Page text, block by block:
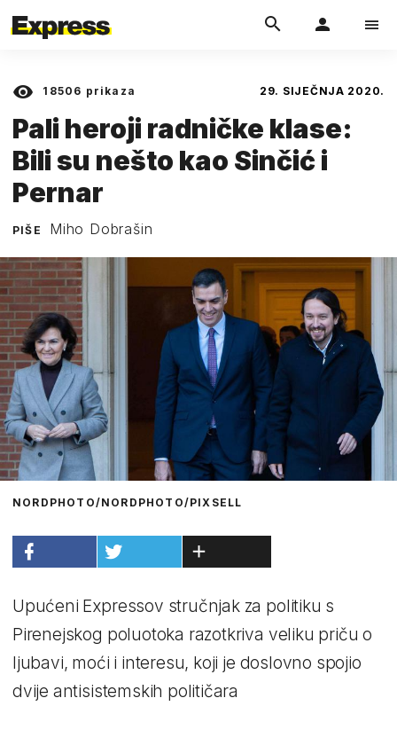
18506 prikaza 29. SIJEČNJA 2020.
Pali heroji radničke klase:
Bili su nešto kao Sinčić i
Pernar
PIŠE Miho Dobrašin
NORDPHOTO/NORDPHOTO/PIXSELL
Upućeni Expressov stručnjak za politiku s
Pirenejskog poluotoka razotkriva veliku priču o
ljubavi, moći i interesu, koji je doslovno spojio
dvije antisistemskih političara